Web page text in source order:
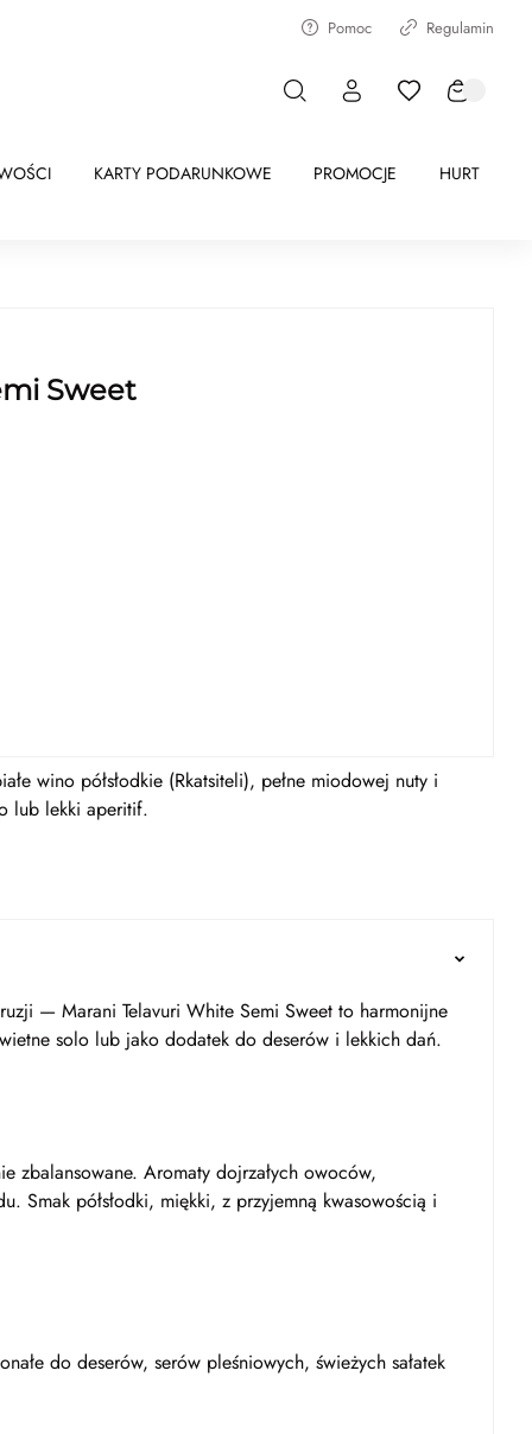
Pomoc Regulamin
KARTY PODARUNKOWE PROMOCJE HURT
Sweet
wino półsłodkie (Rkatsiteli), pełne miodowej nuty i
lub lekki aperitif.
— Marani Telavuri White Semi Sweet to harmonijne
solo lub jako dodatek do deserów i lekkich dań.
zbalansowane. Aromaty dojrzałych owoców,
Smak półsłodki, miękki, z przyjemną kwasowością i
do deserów, serów pleśniowych, świeżych sałatek